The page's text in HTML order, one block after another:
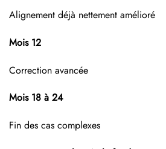
Alignement déjà nettement amélioré
Mois 12
Correction avancée
Mois 18 à 24
Fin des cas complexes